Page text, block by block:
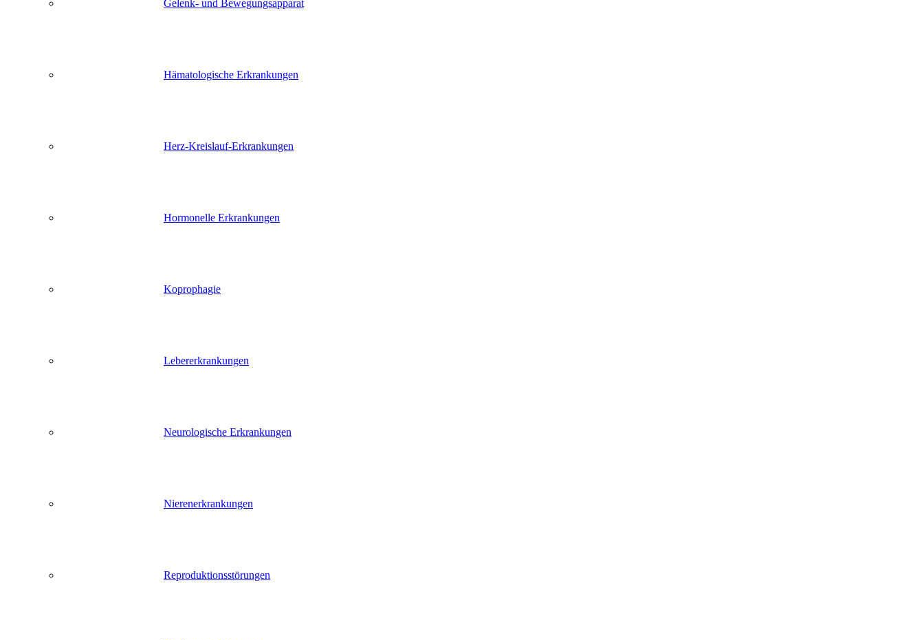
Gelenk- und Bewegungsapparat
Hämatologische Erkrankungen
Herz-Kreislauf-Erkrankungen
Hormonelle Erkrankungen
Koprophagie
Lebererkrankungen
Neurologische Erkrankungen
Nierenerkrankungen
Reproduktionsstörungen